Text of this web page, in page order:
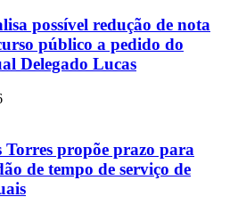
possível redução de nota
público a pedido do
Delegado Lucas
Torres propõe prazo para
de tempo de serviço de